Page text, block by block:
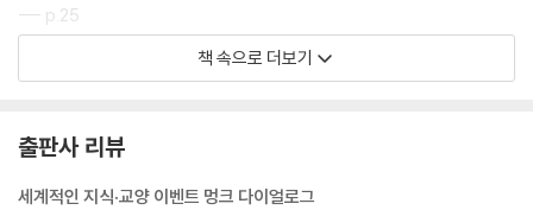
--- p.25
“네. 제 생각에 이 위기로 드러난 한 가지 사실은 해묵은 논쟁이 종지부를
인가 작은 정부인가, 좌파인가 우파인가, 경제에 더 많이 개입하는가 적게
개입하는가를 논하는 건 아무 상관이 없습니다. 사람들이 묻는 건 이런 겁
책 속으로 더보기
출판사 리뷰
세계적인 지식·교양 이벤트 멍크 다이얼로그